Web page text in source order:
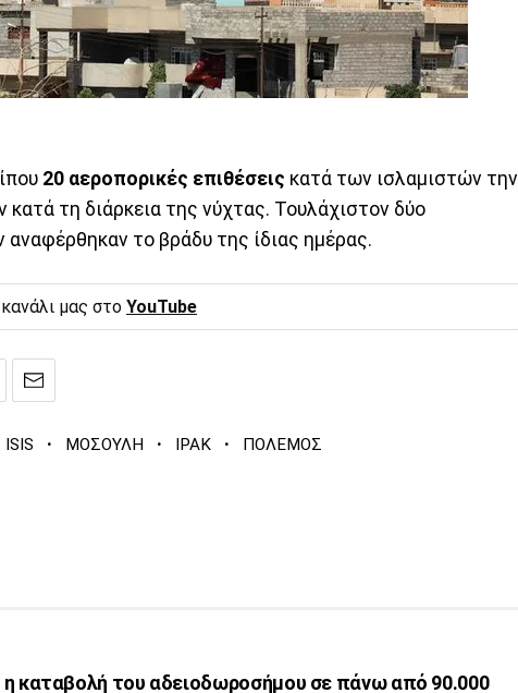
20 αεροπορικές επιθέσεις κατά των ισλαμιστών την
κατά τη διάρκεια της νύχτας. Τουλάχιστον δύο
το βράδυ της ίδιας ημέρας.
μας στο YouTube
ISIS · ΜΟΣΟΥΛΗ · ΙΡΑΚ · ΠΟΛΕΜΟΣ
η καταβολή του αδειοδωροσήμου σε πάνω από 90.000